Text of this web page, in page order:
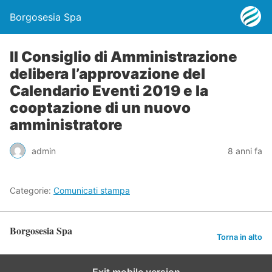
Borgosesia Spa
Il Consiglio di Amministrazione
delibera l’approvazione del
Calendario Eventi 2019 e la
cooptazione di un nuovo
amministratore
admin 8 anni fa
Categorie: Comunicati stampa
Borgosesia Spa Torna in alto